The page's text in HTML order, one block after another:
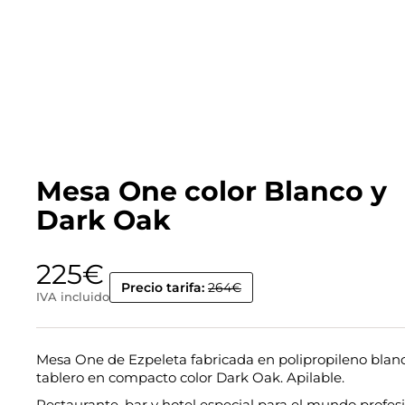
Mesa One color Blanco y
Dark Oak
225€
IVA incluido
Precio tarifa: 264€
Mesa One de Ezpeleta fabricada en polipropileno
tablero en compacto color Dark Oak. Apilable.